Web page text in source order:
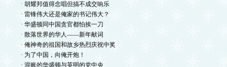
· 胡耀邦值得念唱但搞不成交响乐
· 雷锋伟大还是俺家的书记伟大？
· 华盛顿同中国贪官都怕挨一刀
· 散落世界的华人——新年献词
· 俺神奇的祖国和故乡热烈庆祝中奖
· 为了中国，向俺开炮！
· 混账的华盛顿与英明的党中央